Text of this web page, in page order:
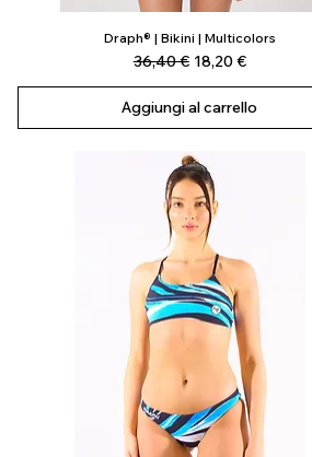
Vista rapida
Draph® | Bikini | Multicolors
Prezzo regolare
36,40 € Prezzo scontato
18,20 €
Aggiungi al carrello